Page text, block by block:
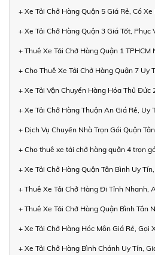
+ Xe Tải Chở Hàng Quận 5 Giá Rẻ, Có
+ Xe Tải Chở Hàng Quận 3 Giá Tốt, Phục
+ Thuê Xe Tải Chở Hàng Quận 1 TPHCM
+ Cho Thuê Xe Tải Chở Hàng Quận 7 Uy
+ Xe Tải Vận Chuyển Hàng Hóa Thủ Đức
+ Xe Tải Chở Hàng Thuận An Giá Rẻ, Uy
+ Dịch Vụ Chuyển Nhà Trọn Gói Quận
+ Cho thuê xe tải chở hàng quận 4 trọn
+ Xe Tải Chở Hàng Quận Tân Bình Uy
+ Thuê Xe Tải Chở Hàng Đi Tỉnh Nhanh,
+ Thuê Xe Tải Chở Hàng Quận Bình Tân
+ Xe Tải Chở Hàng Hóc Môn Giá Rẻ, Gọi
+ Xe Tải Chở Hàng Bình Chánh Uy Tín,